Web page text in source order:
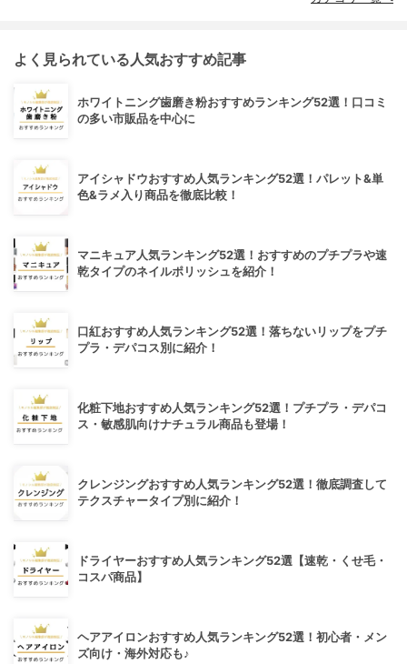
よく見られている人気おすすめ記事
ホワイトニング歯磨き粉おすすめランキング52選！口コミ
の多い市販品を中心に
アイシャドウおすすめ人気ランキング52選！パレット&単
色&ラメ入り商品を徹底比較！
マニキュア人気ランキング52選！おすすめのプチプラや速
乾タイプのネイルポリッシュを紹介！
口紅おすすめ人気ランキング52選！落ちないリップをプチ
プラ・デパコス別に紹介！
化粧下地おすすめ人気ランキング52選！プチプラ・デパコ
ス・敏感肌向けナチュラル商品も登場！
クレンジングおすすめ人気ランキング52選！徹底調査して
テクスチャータイプ別に紹介！
ドライヤーおすすめ人気ランキング52選【速乾・くせ毛・
コスパ商品】
ヘアアイロンおすすめ人気ランキング52選！初心者・メン
ズ向け・海外対応も♪